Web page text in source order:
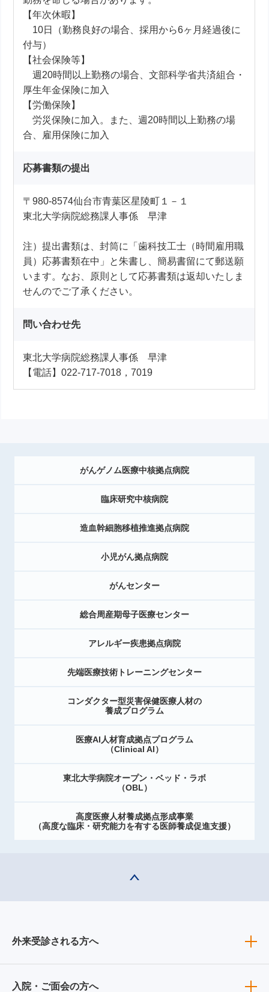
【年次休暇】
10日（勤務良好の場合、採用から6ヶ月経過後に
付与）
【社会保険等】
週20時間以上勤務の場合、文部科学省共済組合・
厚生年金保険に加入
【労働保険】
労災保険に加入。また、週20時間以上勤務の場
合、雇用保険に加入
応募書類の提出
〒980-8574仙台市青葉区星陵町１－１
東北大学病院総務課人事係 早津
注）提出書類は、封筒に「歯科技工士（時間雇用職
員）応募書類在中」と朱書し、簡易書留にて郵送願
います。なお、原則として応募書類は返却いたしま
せんのでご了承ください。
問い合わせ先
東北大学病院総務課人事係 早津
【電話】022-717-7018，7019
がんゲノム医療中核拠点病院
臨床研究中核病院
造血幹細胞移植推進拠点病院
小児がん拠点病院
がんセンター
総合周産期母子医療センター
アレルギー疾患拠点病院
先端医療技術トレーニングセンター
コンダクター型災害保健医療人材の
養成プログラム
医療AI人材育成拠点プログラム
（Clinical AI）
東北大学病院オープン・ベッド・ラボ
（OBL）
高度医療人材養成拠点形成事業
（高度な臨床・研究能力を有する医師養成促進支援）
外来受診される方へ
入院・ご面会の方へ